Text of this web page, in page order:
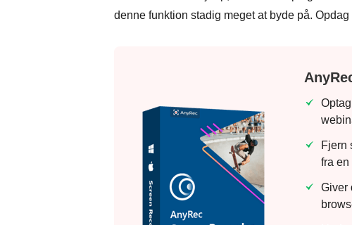
denne funktion stadig meget at byde på. Opdag
Fjern
fra en
Giver